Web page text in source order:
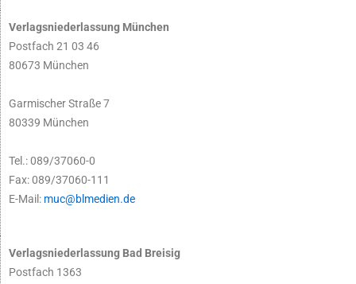
Verlagsniederlassung München
Postfach 21 03 46
80673 München
Garmischer Straße 7
80339 München
Tel.: 089/37060-0
Fax: 089/37060-111
E-Mail: muc@blmedien.de
Verlagsniederlassung Bad Breisig
Postfach 1363